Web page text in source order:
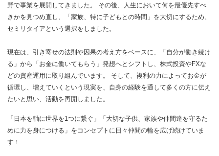
野で事業を展開してきました。 その後、人生において何を最優先すべ
きかを見つめ直し、「家族、特に子どもとの時間」を大切にするため、
セミリタイアという選択をしました。
現在は、引き寄せの法則や因果の考え方をベースに、「自分が働き続け
る」から「お金に働いてもらう」発想へとシフトし、株式投資やFXな
どの資産運用に取り組んでいます。 そして、複利の力によってお金が
循環し、増えていくという現実を、自身の経験を通して多くの方に伝え
たいと思い、活動を再開しました。
「日本を軸に世界を1つに繋ぐ」「大切な子供、家族や仲間達を守るた
めに力を身につける」をコンセプトに日々仲間の輪を広げ続けていま
す！